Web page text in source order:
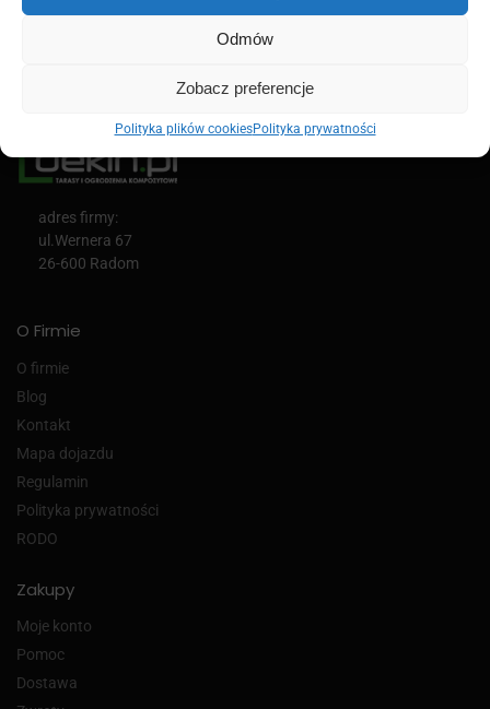
Odmów
Zobacz preferencje
Polityka plików cookiesPolityka prywatności
Bezpieczne płatności
PayPal / MasterCard / Visa
adres firmy:
ul.Wernera 67
26-600 Radom
O Firmie
O firmie
Blog
Kontakt
Mapa dojazdu
Regulamin
Polityka prywatności
RODO
Zakupy
Moje konto
Pomoc
Dostawa